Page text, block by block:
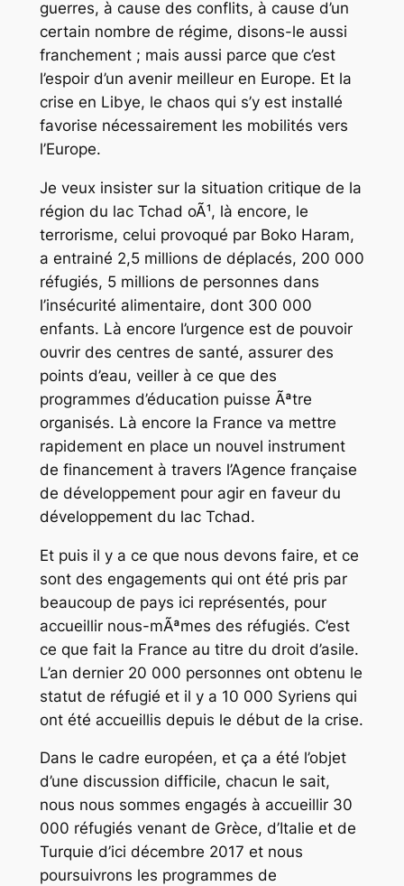
guerres, à cause des conflits, à cause d’un
certain nombre de régime, disons-le aussi
franchement ; mais aussi parce que c’est
l’espoir d’un avenir meilleur en Europe. Et la
crise en Libye, le chaos qui s’y est installé
favorise nécessairement les mobilités vers
l’Europe.
Je veux insister sur la situation critique de la
région du lac Tchad oÃ¹, là encore, le
terrorisme, celui provoqué par Boko Haram,
a entrainé 2,5 millions de déplacés, 200 000
réfugiés, 5 millions de personnes dans
l’insécurité alimentaire, dont 300 000
enfants. Là encore l’urgence est de pouvoir
ouvrir des centres de santé, assurer des
points d’eau, veiller à ce que des
programmes d’éducation puisse Ãªtre
organisés. Là encore la France va mettre
rapidement en place un nouvel instrument
de financement à travers l’Agence française
de développement pour agir en faveur du
développement du lac Tchad.
Et puis il y a ce que nous devons faire, et ce
sont des engagements qui ont été pris par
beaucoup de pays ici représentés, pour
accueillir nous-mÃªmes des réfugiés. C’est
ce que fait la France au titre du droit d’asile.
L’an dernier 20 000 personnes ont obtenu le
statut de réfugié et il y a 10 000 Syriens qui
ont été accueillis depuis le début de la crise.
Dans le cadre européen, et ça a été l’objet
d’une discussion difficile, chacun le sait,
nous nous sommes engagés à accueillir 30
000 réfugiés venant de Grèce, d’Italie et de
Turquie d’ici décembre 2017 et nous
poursuivrons les programmes de